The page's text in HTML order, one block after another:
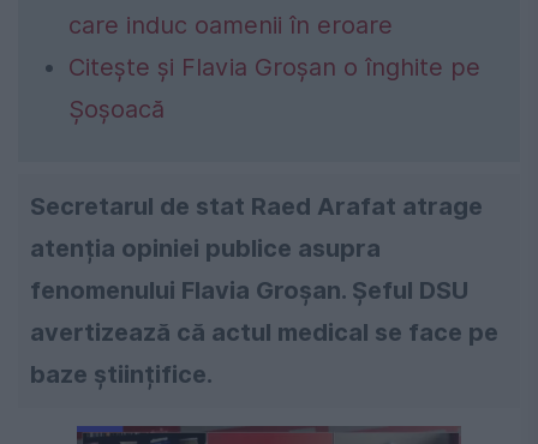
care induc oamenii în eroare
Citește și Flavia Groșan o înghite pe
Șoșoacă
Secretarul de stat Raed Arafat atrage
atenția opiniei publice asupra
fenomenului Flavia Groșan. Șeful DSU
avertizează că actul medical se face pe
baze științifice.